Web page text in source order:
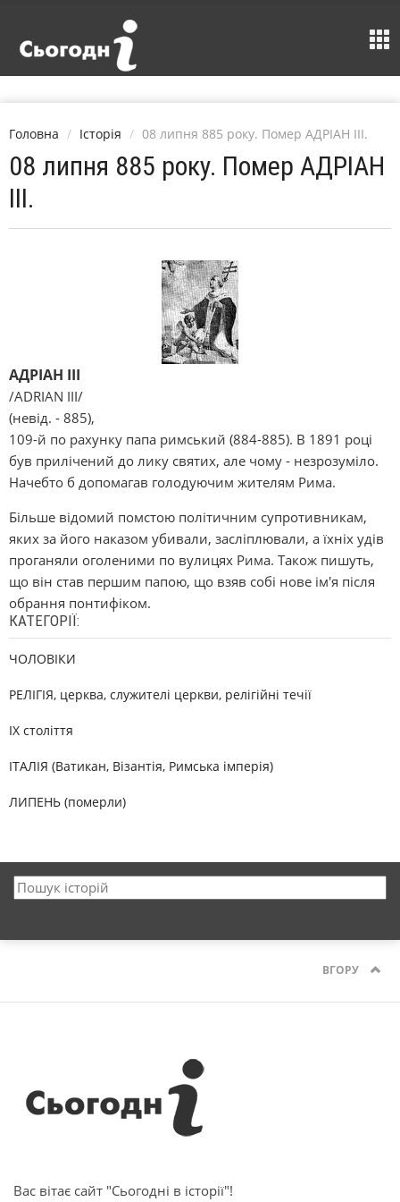
Головна Історія 08 липня 885 року. Помер АДРІАН III.
08 липня 885 року. Помер АДРІАН
III.
АДРІАН III
/ADRIAN III/
(невід. - 885),
109-й по рахунку папа римський (884-885). В 1891 році
був прилічений до лику святих, але чому - незрозуміло.
Начебто б допомагав голодуючим жителям Рима.
Більше відомий помстою політичним супротивникам,
яких за його наказом убивали, засліплювали, а їхніх удів
проганяли оголеними по вулицях Рима. Також пишуть,
що він став першим папою, що взяв собі нове ім'я після
обрання понтифіком.
КАТЕГОРІЇ:
ЧОЛОВІКИ
РЕЛІГІЯ, церква, служителі церкви, релігійні течії
IX століття
ІТАЛІЯ (Ватикан, Візантія, Римська імперія)
ЛИПЕНЬ (померли)
ВГОРУ
Вас вітає сайт "Сьогодні в історії"!